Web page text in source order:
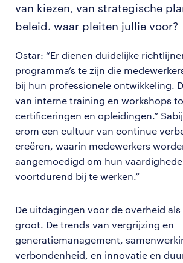
van kiezen, van strategische
beleid. waar pleiten jullie voor?
Ostar: “Er dienen duidelijke
programma’s te zijn die
bij hun professionele ontwikkeling.
van interne training en workshops
certificeringen en opleidingen.”
erom een cultuur van continue
creëren, waarin medewerkers
aangemoedigd om hun
voortdurend bij te werken.”
De uitdagingen voor de overheid
groot. De trends van vergrijzing en
generatiemanagement,
verbondenheid, en innovatie en